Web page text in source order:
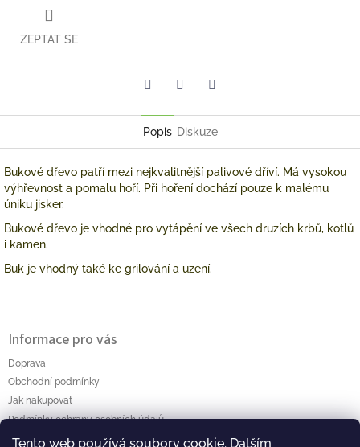
Tento web používá soubory cookie. Dalším
ZEPTAT SE
Popis Diskuze
Bukové dřevo patří mezi nejkvalitnější palivové dříví. Má vysokou
výhřevnost a pomalu hoří. Při hoření dochází pouze k malému
úniku jisker.
Bukové dřevo je vhodné pro vytápění ve všech druzích krbů, kotlů
i kamen.
Buk je vhodný také ke grilování a uzení.
Informace pro vás
Doprava
Obchodní podmínky
Jak nakupovat
Podmínky ochrany osobních údajů